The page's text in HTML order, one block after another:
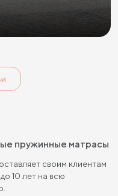
жесткие матрасы
пружинные матрасы
своим клиентам
10 лет на всю